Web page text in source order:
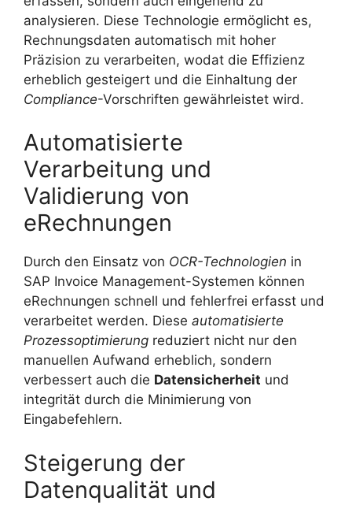
analysieren. Diese Technologie ermöglicht es,
Rechnungsdaten automatisch mit hoher
Präzision zu verarbeiten, wodat die Effizienz
erheblich gesteigert und die Einhaltung der
Compliance-Vorschriften gewährleistet wird.
Automatisierte
Verarbeitung und
Validierung von
eRechnungen
Durch den Einsatz von OCR-Technologien in
SAP Invoice Management-Systemen können
eRechnungen schnell und fehlerfrei erfasst und
verarbeitet werden. Diese automatisierte
Prozessoptimierung reduziert nicht nur den
manuellen Aufwand erheblich, sondern
verbessert auch die Datensicherheit und
integrität durch die Minimierung von
Eingabefehlern.
Steigerung der
Datenqualität und